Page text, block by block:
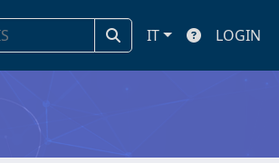
IT LOGIN